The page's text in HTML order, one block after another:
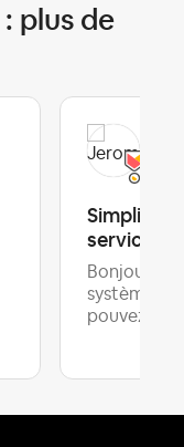
: plus de
service
système
pouvez-...